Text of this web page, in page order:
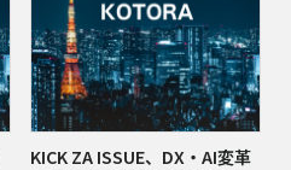
KICK ZA ISSUE、DX・AI変革